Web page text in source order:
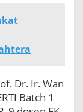
Dr. Ir. Wan
Batch 1